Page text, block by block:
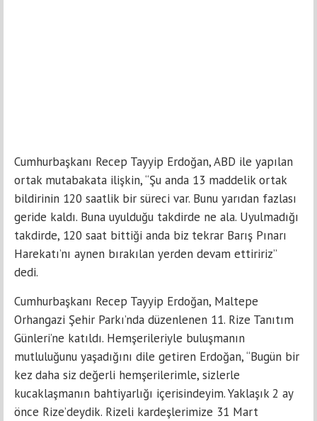
Cumhurbaşkanı Recep Tayyip Erdoğan, ABD ile yapılan
ortak mutabakata ilişkin, “Şu anda 13 maddelik ortak
bildirinin 120 saatlik bir süreci var. Bunu yarıdan fazlası
geride kaldı. Buna uyulduğu takdirde ne ala. Uyulmadığı
takdirde, 120 saat bittiği anda biz tekrar Barış Pınarı
Harekatı’nı aynen bırakılan yerden devam ettiririz”
dedi.
Cumhurbaşkanı Recep Tayyip Erdoğan, Maltepe
Orhangazi Şehir Parkı’nda düzenlenen 11. Rize Tanıtım
Günleri’ne katıldı. Hemşerileriyle buluşmanın
mutluluğunu yaşadığını dile getiren Erdoğan, “Bugün bir
kez daha siz değerli hemşerilerimle, sizlerle
kucaklaşmanın bahtiyarlığı içerisindeyim. Yaklaşık 2 ay
önce Rize’deydik. Rizeli kardeşlerimize 31 Mart